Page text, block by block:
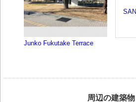
Junko Fukutake Terrace
周辺の建築物